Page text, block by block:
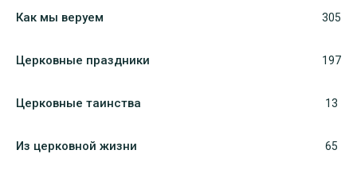
Как мы веруем 305
Церковные праздники 197
Церковные таинства 13
Из церковной жизни 65